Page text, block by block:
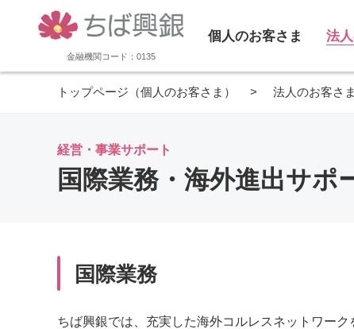
金融機関コード：0135
個人のお客さま 法
トップページ（個人のお客さま） 法人のお客さま
経営・事業サポート
国際業務・海外進出サポ
国際業務
ちば興銀では、充実した海外コルレスネットワー